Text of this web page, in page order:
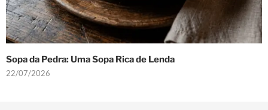
Sopa da Pedra: Uma Sopa Rica de Lenda
22/07/2026